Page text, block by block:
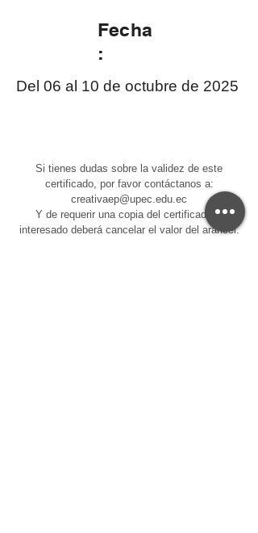
Fecha
:
Del 06 al 10 de octubre de 2025
Si tienes dudas sobre la validez de este
certificado, por favor contáctanos a:
creativaep@upec.edu.ec
Y de requerir una copia del certificado el
interesado deberá cancelar el valor del arancel.